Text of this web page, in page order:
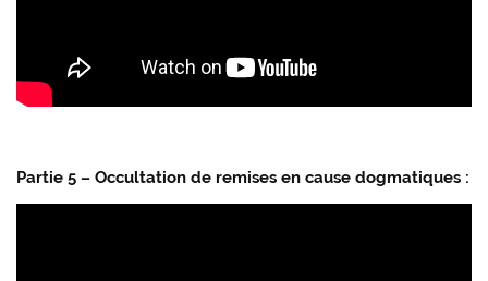
Partie 5 – Occultation de remises en cause dogmatiques :